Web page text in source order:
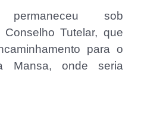
sob
Tutelar, que
para o
Mansa, onde seria